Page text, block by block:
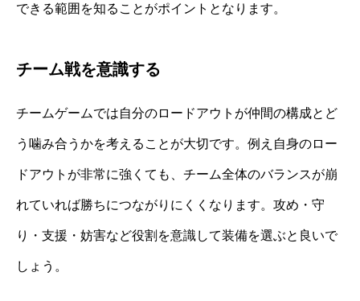
できる範囲を知ることがポイントとなります。
チーム戦を意識する
チームゲームでは自分のロードアウトが仲間の構成とど
う噛み合うかを考えることが大切です。例え自身のロー
ドアウトが非常に強くても、チーム全体のバランスが崩
れていれば勝ちにつながりにくくなります。攻め・守
り・支援・妨害など役割を意識して装備を選ぶと良いで
しょう。